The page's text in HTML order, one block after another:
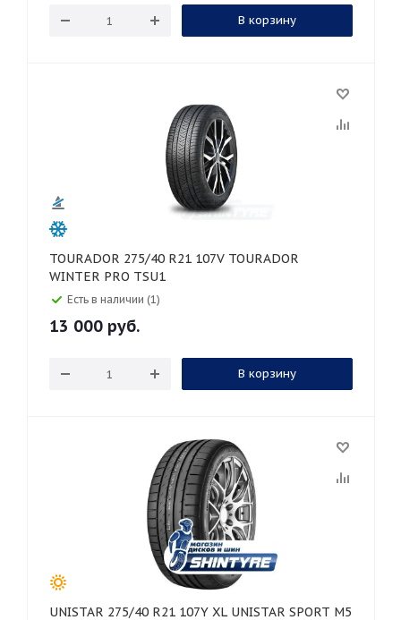
В корзину
TOURADOR 275/40 R21 107V TOURADOR
WINTER PRO TSU1
Есть в наличии (1)
13 000 руб.
В корзину
UNISTAR 275/40 R21 107Y XL UNISTAR SPORT M5